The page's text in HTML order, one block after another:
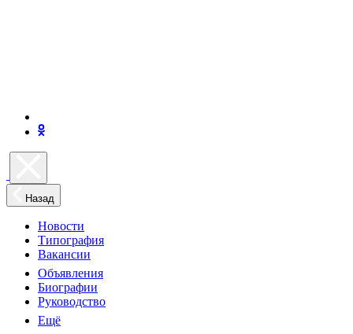
Назад
Новости
Типография
Вакансии
Объявления
Биографии
Руководство
Ещё